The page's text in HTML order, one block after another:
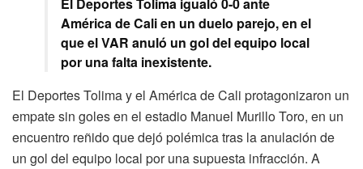
El Deportes Tolima igualó 0-0 ante
América de Cali en un duelo parejo, en el
que el VAR anuló un gol del equipo local
por una falta inexistente.
El Deportes Tolima y el América de Cali protagonizaron un
empate sin goles en el estadio Manuel Murillo Toro, en un
encuentro reñido que dejó polémica tras la anulación de
un gol del equipo local por una supuesta infracción. A